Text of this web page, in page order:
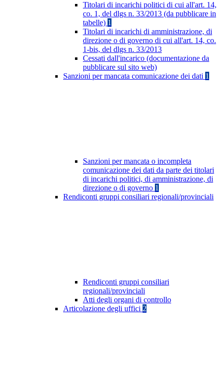
Titolari di incarichi politici di cui all'art. 14,
co. 1, del dlgs n. 33/2013 (da pubblicare in
tabelle) 1
Titolari di incarichi di amministrazione, di
direzione o di governo di cui all'art. 14, co.
1-bis, del dlgs n. 33/2013
Cessati dall'incarico (documentazione da
pubblicare sul sito web)
Sanzioni per mancata comunicazione dei dati 1
Sanzioni per mancata o incompleta
comunicazione dei dati da parte dei titolari
di incarichi politici, di amministrazione, di
direzione o di governo 1
Rendiconti gruppi consiliari regionali/provinciali
Rendiconti gruppi consiliari
regionali/provinciali
Atti degli organi di controllo
Articolazione degli uffici 2